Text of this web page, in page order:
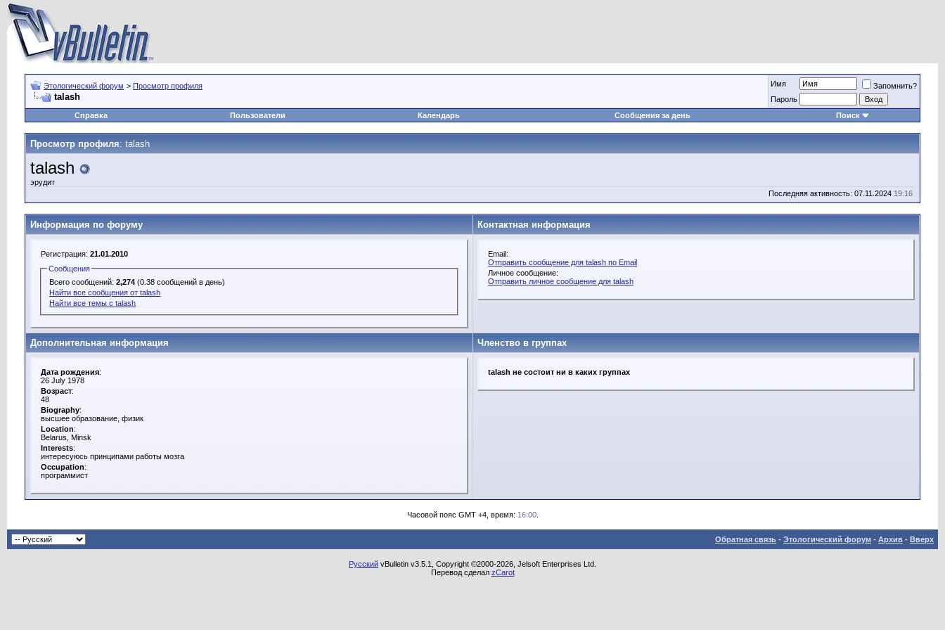
Этологический форум > Просмотр профиля
talash
Имя
Запомнить?
Пароль
Справка
Пользователи Календарь Сообщения за день Поиск
Просмотр профиля: talash
talash
эрудит
Последняя активность: 07.11.2024 19:16
Информация по форуму Контактная информация
Регистрация: 21.01.2010
Сообщения
Всего сообщений:2,274 (0.38 сообщений в день)
Найти все сообщения от talash
Найти все темы с talash
Email:
Отправить сообщение для talash по Email
Личное сообщение:
Отправить личное сообщение для talash
Дополнительная информация Членство в группах
Дата рождения:
26 July 1978
Возраст:
48
Biography:
высшее образование, физик
Location:
Belarus, Minsk
Interests:
интересуюсь принципами работы мозга
Occupation:
программист
talash не состоит ни в каких группах
Часовой пояс GMT +4, время: 16:00.
Обратная связь - Этологический форум - Архив - Вверх
Русский vBulletin v3.5.1, Copyright ©2000-2026, Jelsoft Enterprises Ltd.
Перевод сделал zCarot